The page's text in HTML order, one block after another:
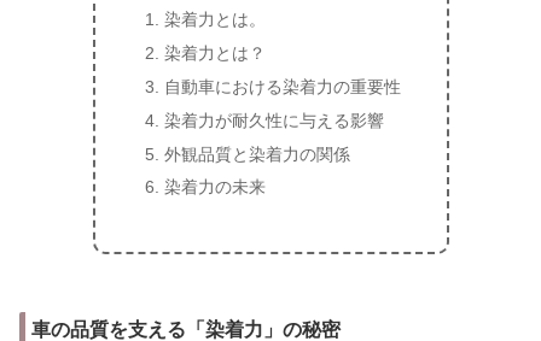
染着力とは。
染着力とは？
自動車における染着力の重要性
染着力が耐久性に与える影響
外観品質と染着力の関係
染着力の未来
車の品質を支える「染着力」の秘密